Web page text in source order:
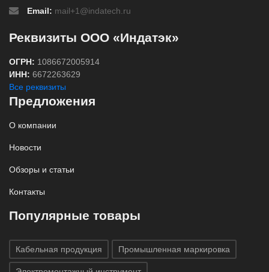
Email: mail+1@indatech.ru
Реквизиты ООО «Индатэк»
ОГРН: 1086672005914
ИНН: 6672263629
Все реквизиты
Предложения
О компании
Новости
Обзоры и статьи
Контакты
Популярные товары
Кабельная продукция Промышленная маркировка